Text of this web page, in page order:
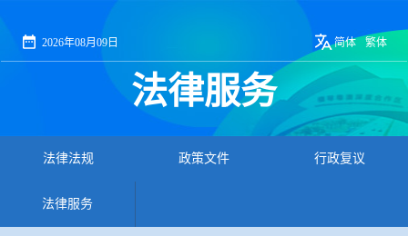
法律服务
2026年08月09日 简体 繁体
法律法规 政策文件 行政复议
法律服务